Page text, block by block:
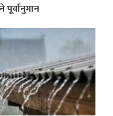
पूर्वानुमान